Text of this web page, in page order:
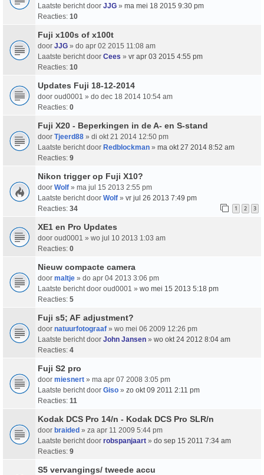
Laatste bericht door JJG » ma mei 18 2015 9:30 pm
Reacties: 10
Fuji x100s of x100t
door JJG » do apr 02 2015 11:08 am
Laatste bericht door Cees » vr apr 03 2015 4:55 pm
Reacties: 10
Updates Fuji 18-12-2014
door oud0001 » do dec 18 2014 10:54 am
Reacties: 0
Fuji X20 - Beperkingen in de A- en S-stand
door Tjeerd88 » di okt 21 2014 12:50 pm
Laatste bericht door Redblockman » ma okt 27 2014 8:52 am
Reacties: 9
Nikon trigger op Fuji X10?
door Wolf » ma jul 15 2013 2:55 pm
Laatste bericht door Wolf » vr jul 26 2013 7:49 pm
Reacties: 34 1 2 3
XE1 en Pro Updates
door oud0001 » wo jul 10 2013 1:03 am
Reacties: 0
Nieuw compacte camera
door maltje » do apr 04 2013 3:06 pm
Laatste bericht door oud0001 » wo mei 15 2013 5:18 pm
Reacties: 5
Fuji s5; AF adjustment?
door natuurfotograaf » wo mei 06 2009 12:26 pm
Laatste bericht door John Jansen » wo okt 24 2012 8:04 am
Reacties: 4
Fuji S2 pro
door miesnert » ma apr 07 2008 3:05 pm
Laatste bericht door Giso » zo okt 09 2011 2:11 pm
Reacties: 11
Kodak DCS Pro 14/n - Kodak DCS Pro SLR/n
door braided » za apr 11 2009 5:44 pm
Laatste bericht door robspanjaart » do sep 15 2011 7:34 am
Reacties: 9
S5 vervangings/ tweede accu